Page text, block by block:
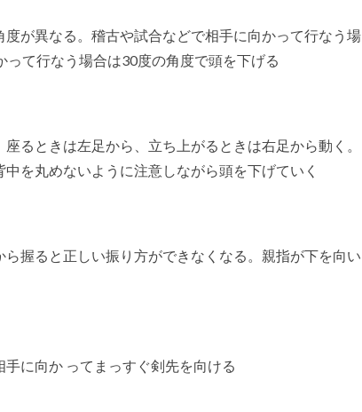
が異なる。稽古や試合などで相手に向かって行なう場
て行なう場合は30度の角度で頭を下げる
るときは左足から、立ち上がるときは右足から動く。
を丸めないように注意しながら頭を下げていく
握ると正しい振り方ができなくなる。親指が下を向い
に向か ってまっすぐ剣先を向ける